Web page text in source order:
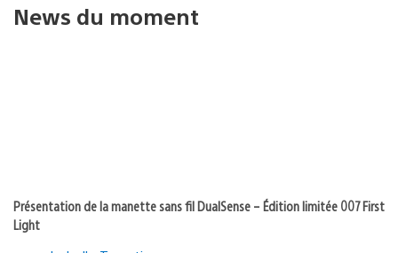
News du moment
Présentation de la manette sans fil DualSense – Édition limitée 007 First
Light